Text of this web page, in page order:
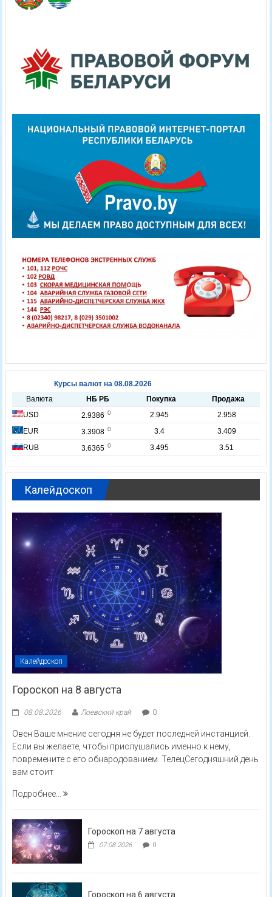
Калейдоскоп
Калейдоскоп
Гороскоп на 8 августа
08.08.2026 Лоевский край 0
Овен Ваше мнение сегодня не будет последней инстанцией.
Если вы желаете, чтобы прислушались именно к нему,
повремените с его обнародованием. ТелецСегодняшний день
вам стоит
Подробнее...
Гороскоп на 7 августа
07.08.2026 0
Гороскоп на 6 августа